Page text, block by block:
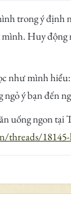
trong ý định
Huy động
mình hiểu:
ngỏ ý bạn đến
uống ngon